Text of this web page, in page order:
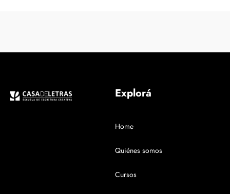
Explorá
Home
Quiénes somos
Cursos